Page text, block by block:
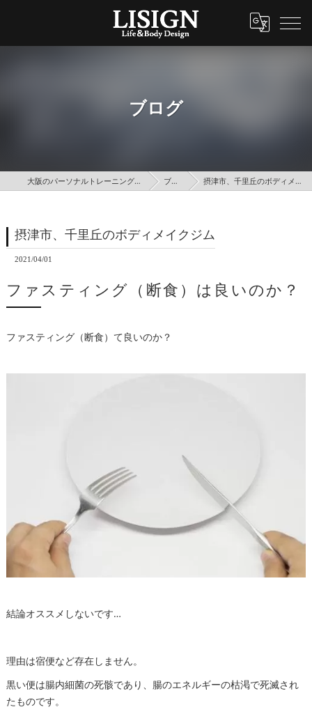
ブログ
大阪のパーソナルトレーニングはLISIGN ブログ 摂津市、千里丘のボディメイクジム
摂津市、千里丘のボディメイクジム
2021/04/01
ファスティング（断食）は良いのか？
ファスティング（断食）て良いのか？
結論オススメしないです…
理由は宿便など存在しません。
黒い便は腸内細菌の死骸であり、腸のエネルギーの枯渇で死滅され
たものです。